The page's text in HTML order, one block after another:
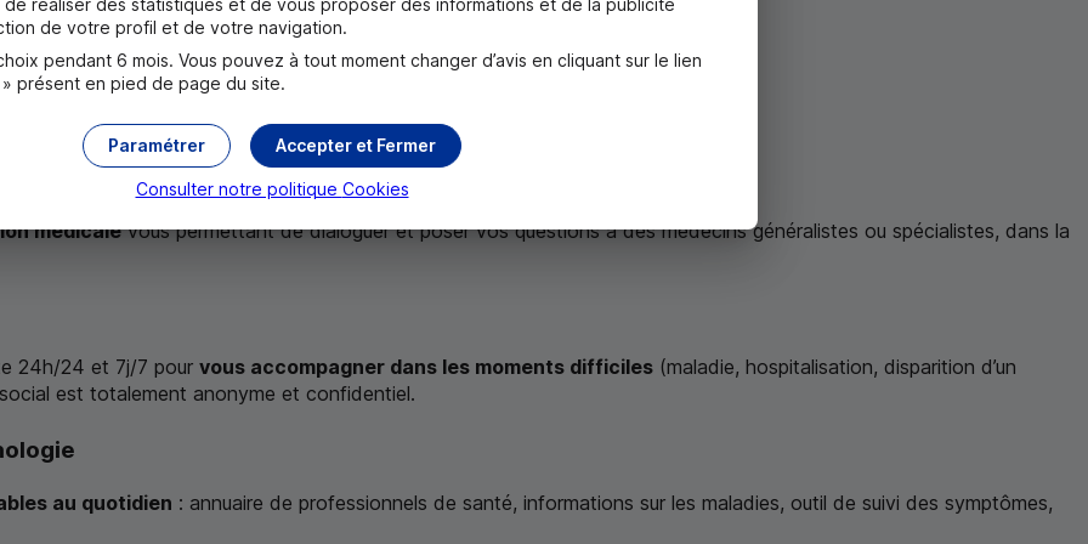
votre budget
optiques chez nos partenaires, dont Krys et Optic2000.
l’achat d’aides auditives chez nos audioprothésistes partenaires.
et 7j/7
médicalevous permettant de dialoguer et poser vos questions à des médecins généralistes ou spécialistes, dans la
24h/24 et 7j/7 pour vous accompagner dans les moments difficiles (maladie, hospitalisation, disparition d’un
est totalement anonyme et confidentiel.
au quotidien : annuaire de professionnels de santé, informations sur les maladies, outil de suivi des symptômes,
de votre profil et de votre navigation.
pendant 6 mois. Vous pouvez à tout moment changer d’avis en cliquant sur le lien
présent en pied de page du site.
Accepter et Fermer
Paramétrer
Consulter notre politique Cookies